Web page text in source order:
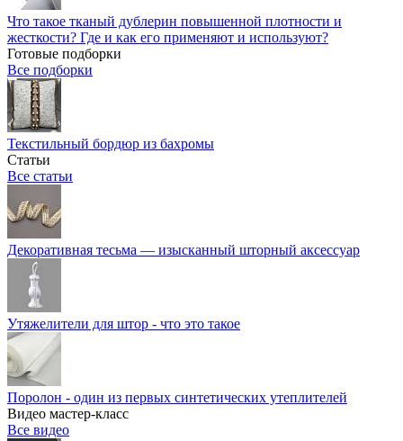
Что такое тканый дублерин повышенной плотности и
жесткости? Где и как его применяют и используют?
Готовые подборки
Все подборки
Текстильный бордюр из бахромы
Статьи
Все статьи
Декоративная тесьма — изысканный шторный аксессуар
Утяжелители для штор - что это такое
Поролон - один из первых синтетических утеплителей
Видео мастер-класс
Все видео